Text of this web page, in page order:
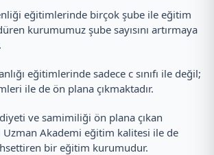
eğitimlerinde birçok şube ile eğitim
kurumumuz şube sayısını artırmaya
eğitimlerinde sadece c sınıfı ile değil;
ile de ön plana çıkmaktadır.
ve samimiliği ön plana çıkan
Uzman Akademi eğitim kalitesi ile de
bir eğitim kurumudur.